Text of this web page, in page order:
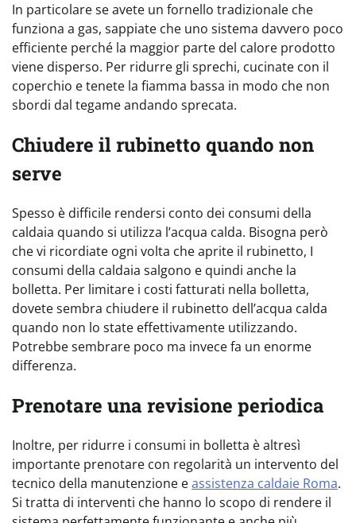
In particolare se avete un fornello tradizionale che
funziona a gas, sappiate che uno sistema davvero poco
efficiente perché la maggior parte del calore prodotto
viene disperso. Per ridurre gli sprechi, cucinate con il
coperchio e tenete la fiamma bassa in modo che non
sbordi dal tegame andando sprecata.
Chiudere il rubinetto quando non
serve
Spesso è difficile rendersi conto dei consumi della
caldaia quando si utilizza l’acqua calda. Bisogna però
che vi ricordiate ogni volta che aprite il rubinetto, I
consumi della caldaia salgono e quindi anche la
bolletta. Per limitare i costi fatturati nella bolletta,
dovete sembra chiudere il rubinetto dell’acqua calda
quando non lo state effettivamente utilizzando.
Potrebbe sembrare poco ma invece fa un enorme
differenza.
Prenotare una revisione periodica
Inoltre, per ridurre i consumi in bolletta è altresì
importante prenotare con regolarità un intervento del
tecnico della manutenzione eassistenza caldaie Roma.
Si tratta di interventi che hanno lo scopo di rendere il